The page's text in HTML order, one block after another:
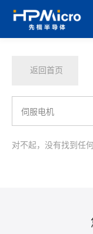
返回首页
对不起，没有找到任